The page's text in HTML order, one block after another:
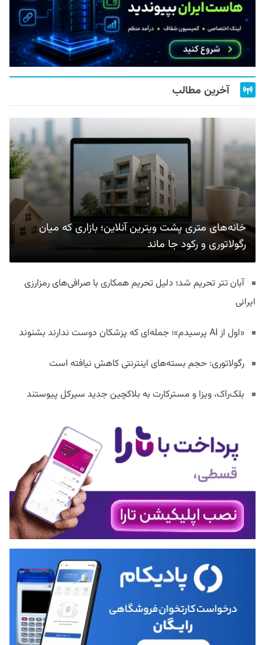
آخرین مطالب
خانه‌های متری پشت ویترین آنلاین؛ بازاری که میان
رگولاتوری و رکود جا ماند
آبان تتر تحریم شد؛ دلیل تحریم همکاری با صرافی‌های رمزارزی
ایرانی
«اول از AI پرسیدم»؛ جمله‌ای که پزشکان دوست ندارند بشنوند
رگولاتوری: حجم بسته‌های اینترنتی کاهش نیافته است
بلک‌راک، ویزا و مسترکارت به بلاکچین جدید سیرکل پیوستند